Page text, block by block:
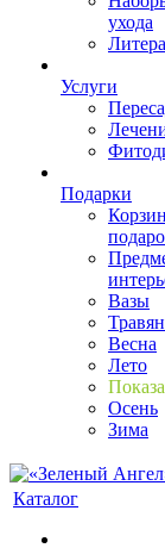
ухода
Услуги
Подарки
Вазы
Весна
Лето
Осень
Зима
Каталог